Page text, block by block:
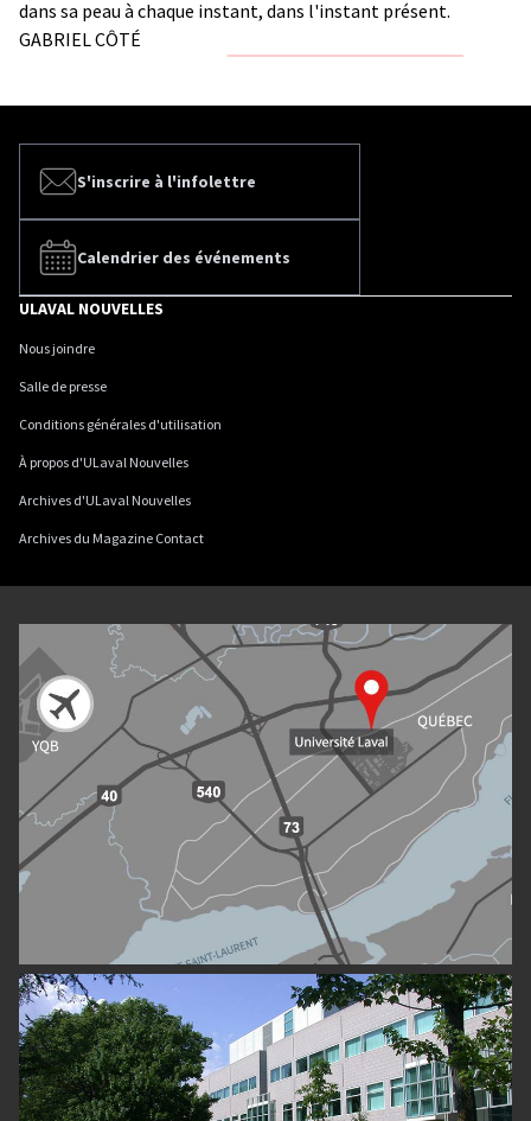
dans sa peau à chaque instant, dans l'instant présent.
GABRIEL CÔTÉ
S'inscrire à l'infolettre
Calendrier des événements
ULAVAL NOUVELLES
Nous joindre
Salle de presse
Conditions générales d'utilisation
À propos d'ULaval Nouvelles
Archives d'ULaval Nouvelles
Archives du Magazine Contact